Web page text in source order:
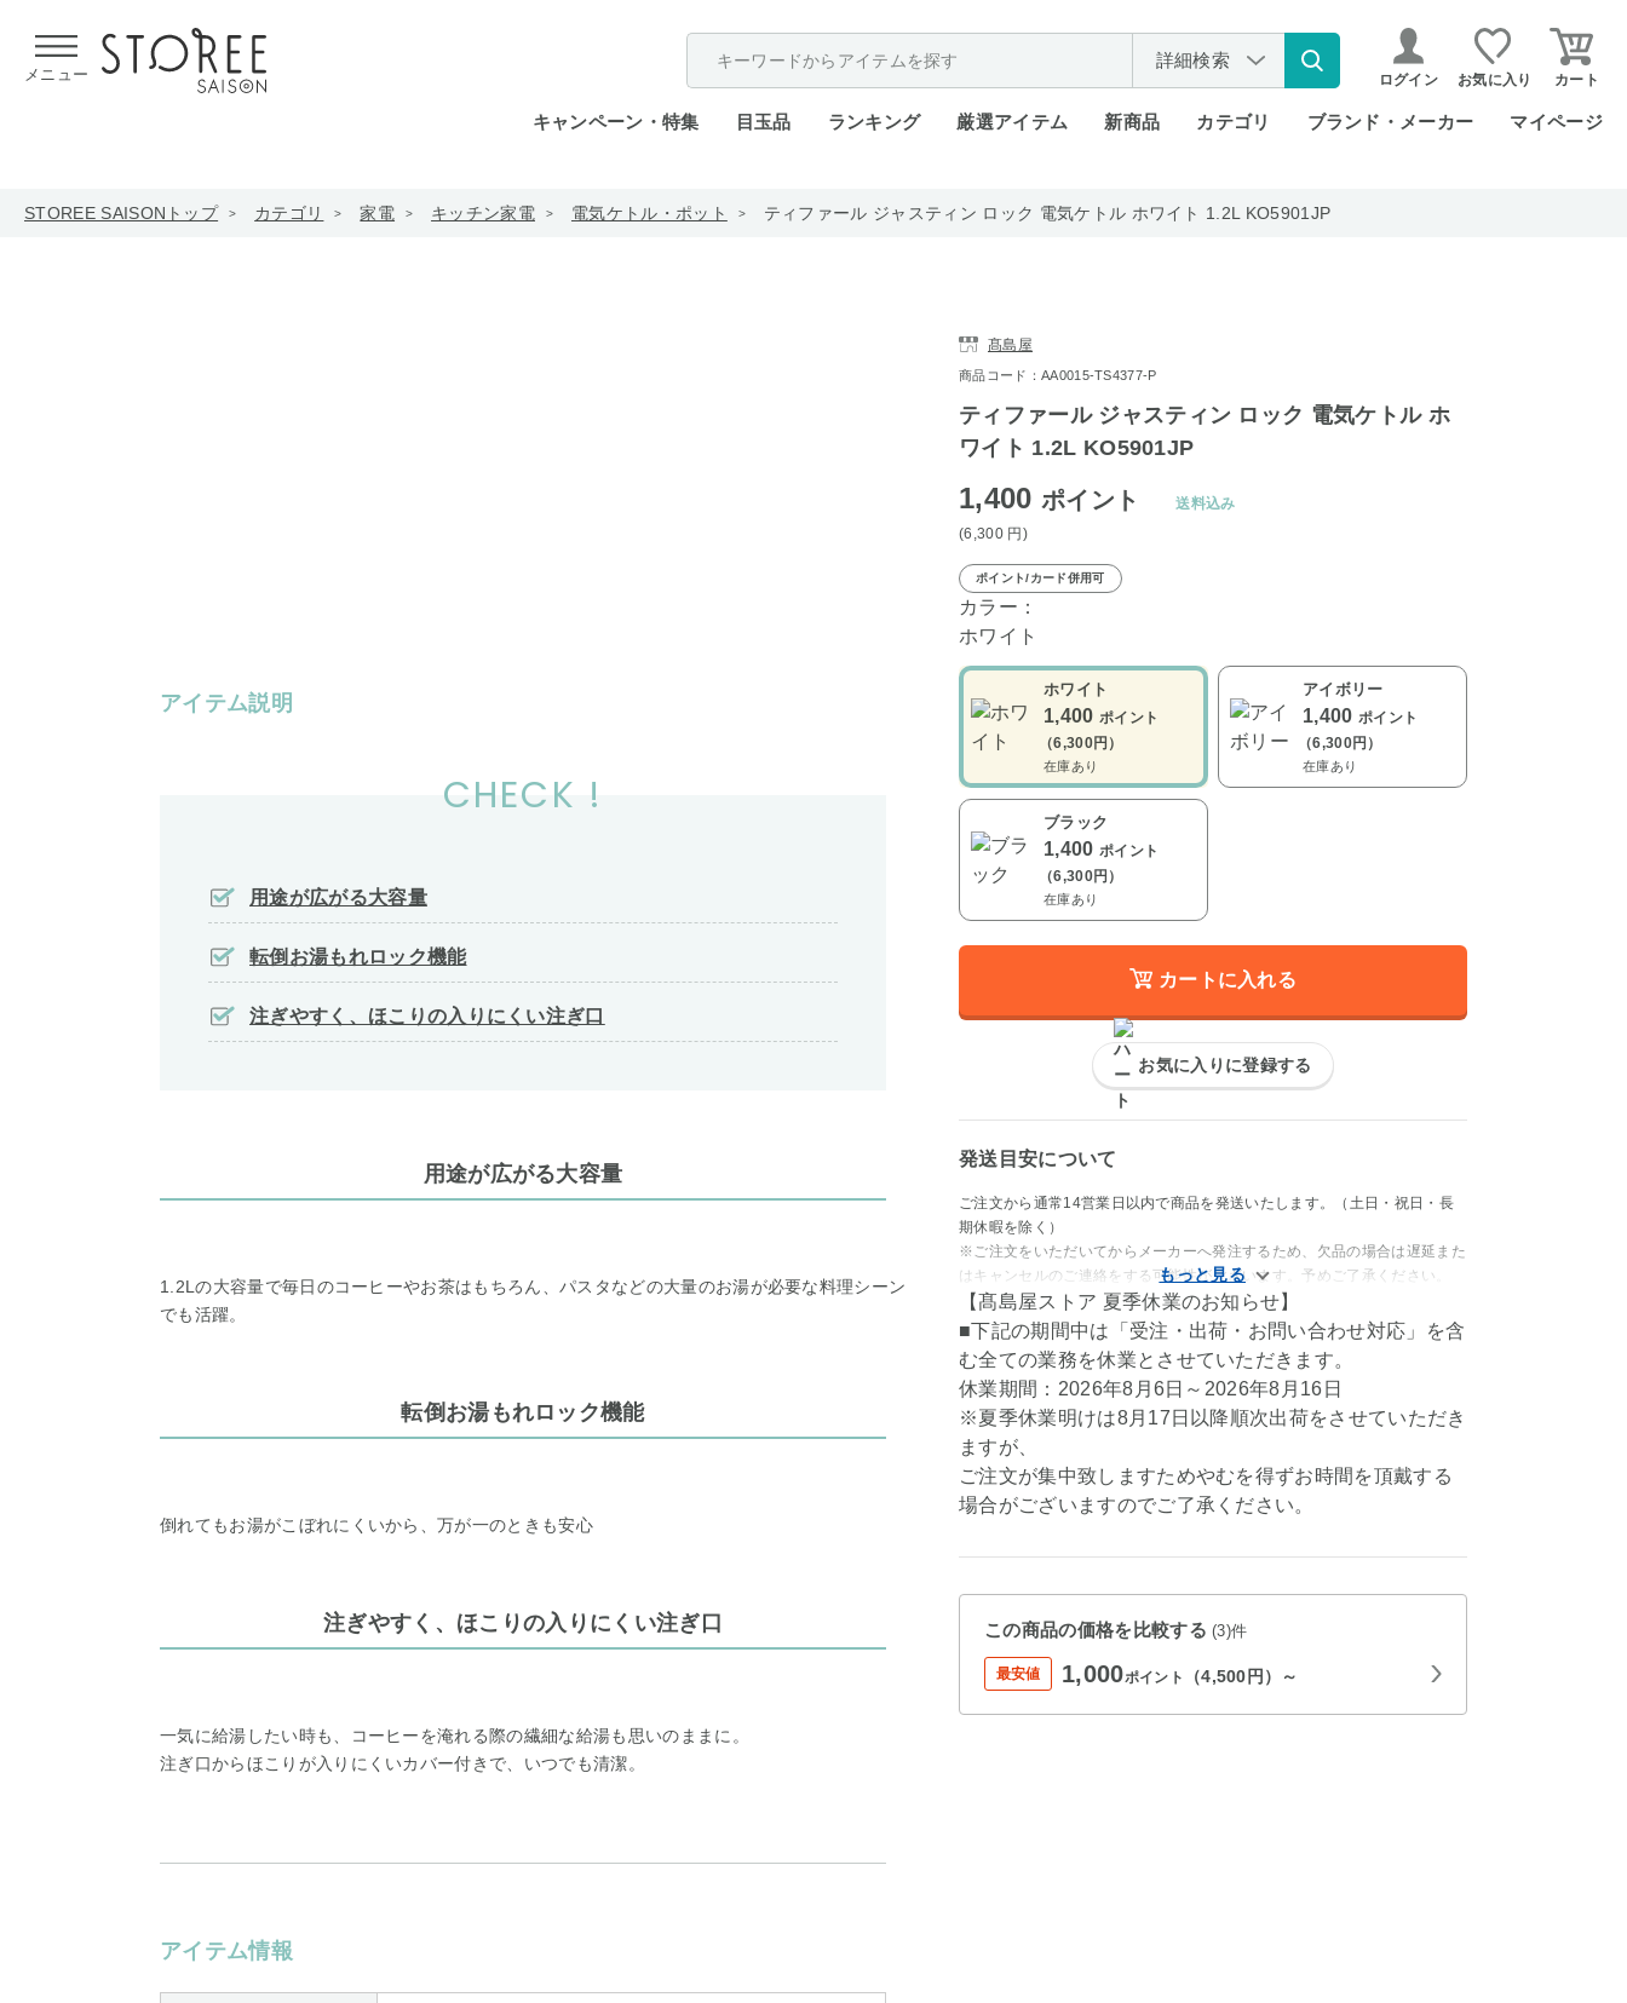
メニュー
詳細検索
ログイン お気に入り カート
キャンペーン・特集 目玉品 ランキング 厳選アイテム 新商品 カテゴリ ブランド・メーカー マイページ
STOREE SAISONトップ カテゴリ 家電 キッチン家電 電気ケトル・ポット ティファール ジャスティン ロック 電気ケトル ホワイト 1.2L KO5901JP
アイテム説明
CHECK !
用途が広がる大容量
転倒お湯もれロック機能
注ぎやすく、ほこりの入りにくい注ぎ口
用途が広がる大容量
1.2Lの大容量で毎日のコーヒーやお茶はもちろん、パスタなどの大量のお湯が必要な料理シーン
でも活躍。
転倒お湯もれロック機能
倒れてもお湯がこぼれにくいから、万が一のときも安心
注ぎやすく、ほこりの入りにくい注ぎ口
一気に給湯したい時も、コーヒーを淹れる際の繊細な給湯も思いのままに。
注ぎ口からほこりが入りにくいカバー付きで、いつでも清潔。
アイテム情報
髙島屋
商品コード：AA0015-TS4377-P
ティファール ジャスティン ロック 電気ケトル ホ
ワイト 1.2L KO5901JP
1,400 ポイント
(6,300 円 )
送料込み
ポイント/カード併用可
カラー：
ホワイト
ホワイト
1,400 ポイント
（6,300円）
在庫あり
アイボリー
1,400 ポイント
（6,300円）
在庫あり
ブラック
1,400 ポイント
（6,300円）
在庫あり
カートに入れる
お気に入りに登録する
発送目安について
ご注文から通常14営業日以内で商品を発送いたします。（土日・祝日・長
期休暇を除く）
※ご注文をいただいてからメーカーへ発注するため、欠品の場合は遅延また
はキャンセルのご連絡をする可能性がございます。予めご了承ください。
【髙島屋ストア 夏季休業のお知らせ】
■下記の期間中は「受注・出荷・お問い合わせ対応」を含
む全ての業務を休業とさせていただきます。
休業期間：2026年8月6日～2026年8月16日
※夏季休業明けは8月17日以降順次出荷をさせていただき
ますが、
ご注文が集中致しますためやむを得ずお時間を頂戴する
場合がございますのでご了承ください。
この商品の価格を比較する(3)件
最安値 1,000ポイント （4,500円）～